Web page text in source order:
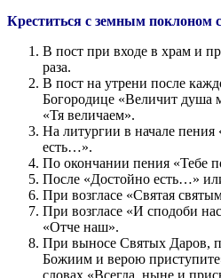
Креститься с земным поклоном
В пост при входе в храм и
раза.
В пост на утрени после
Богородице «Величит душа
«Тя величаем».
На литургии в начале
есть…».
По окончании пения «Тебе
После «Достойно есть…»
При возгласе «Святая
При возгласе «И сподоби
«Отче наш».
При выносе Святых Даров,
Божиим и верою